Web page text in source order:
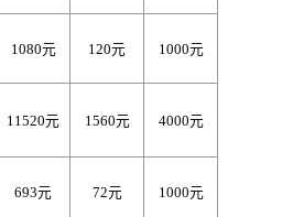
1080元 120元 1000元
11520元 1560元 4000元
693元 72元 1000元